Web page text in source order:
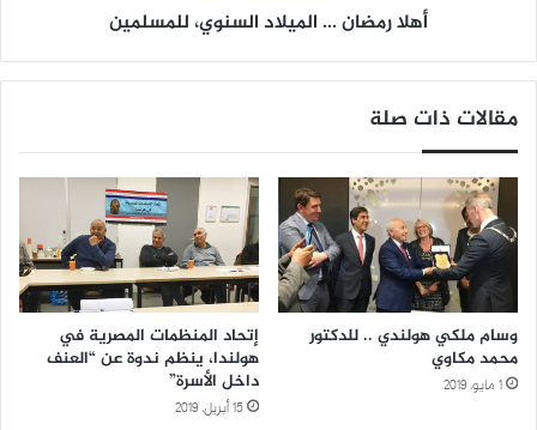
أهلا رمضان ... الميلاد السنوي، للمسلمين
مقالات ذات صلة
وسام ملكي هولندي .. للدكتور
محمد مكاوي
1 مايو، 2019
إتحاد المنظمات المصرية في
هولندا، ينظم ندوة عن “العنف
داخل الأسرة”
15 أبريل، 2019